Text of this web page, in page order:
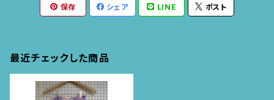
保存 シェア LINE ポスト
最近チェックした商品